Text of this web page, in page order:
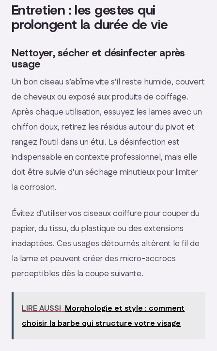
Entretien : les gestes qui
prolongent la durée de vie
Nettoyer, sécher et désinfecter après
usage
Un bon ciseau s’abîme vite s’il reste humide, couvert
de cheveux ou exposé aux produits de coiffage.
Après chaque utilisation, essuyez les lames avec un
chiffon doux, retirez les résidus autour du pivot et
rangez l’outil dans un étui. La désinfection est
indispensable en contexte professionnel, mais elle
doit être suivie d’un séchage minutieux pour limiter
la corrosion.
Évitez d’utiliser vos ciseaux coiffure pour couper du
papier, du tissu, du plastique ou des extensions
inadaptées. Ces usages détournés altèrent le fil de
la lame et peuvent créer des micro-accrocs
perceptibles dès la coupe suivante.
LIRE AUSSI Morphologie et style : comment
choisir la barbe qui structure votre visage